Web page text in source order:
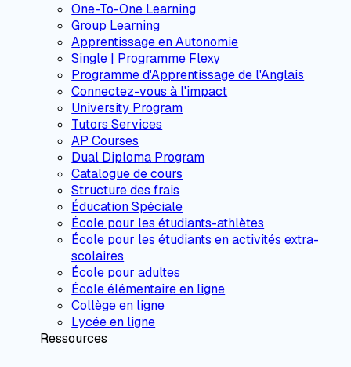
One-To-One Learning
Group Learning
Apprentissage en Autonomie
Single | Programme Flexy
Programme d'Apprentissage de l'Anglais
Connectez-vous à l'impact
University Program
Tutors Services
AP Courses
Dual Diploma Program
Catalogue de cours
Structure des frais
Éducation Spéciale
École pour les étudiants-athlètes
École pour les étudiants en activités extra-
scolaires
École pour adultes
École élémentaire en ligne
Collège en ligne
Lycée en ligne
Ressources